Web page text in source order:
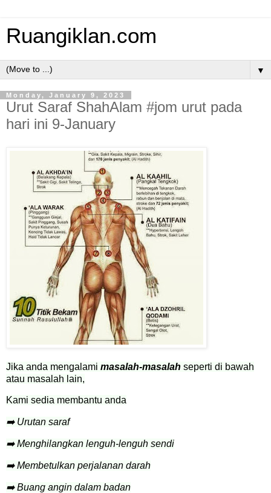
Ruangiklan.com
▼
Monday, January 9, 2023
Urut Saraf ShahAlam #jom urut pada
hari ini 9-January
Jika anda mengalami masalah-masalah seperti di bawah
atau masalah lain,
Kami sedia membantu anda
➡️ Urutan saraf
➡️ Menghilangkan lenguh-lenguh sendi
➡️ Membetulkan perjalanan darah
➡️ Buang angin dalam badan